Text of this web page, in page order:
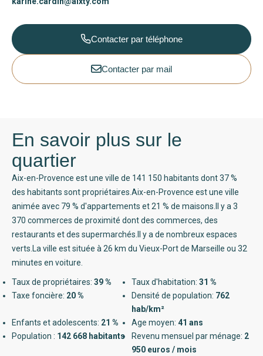
Contacter par téléphone
Contacter par mail
En savoir plus sur le
quartier
Aix-en-Provence est une ville de 141 150 habitants dont 37 %
des habitants sont propriétaires.Aix-en-Provence est une ville
animée avec 79 % d'appartements et 21 % de maisons.Il y a 3
370 commerces de proximité dont des commerces, des
restaurants et des supermarchés.Il y a de nombreux espaces
verts.La ville est située à 26 km du Vieux-Port de Marseille ou 32
minutes en voiture.
Taux de propriétaires: 39 % Taux d'habitation: 31 %
Taxe foncière: 20 % Densité de population: 762
hab/km²
Enfants et adolescents: 21 % Age moyen: 41 ans
Population : 142 668 habitants Revenu mensuel par ménage: 2
950 euros / mois